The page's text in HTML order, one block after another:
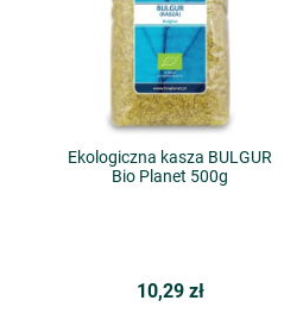
Ekologiczna kasza BULGUR
Bio Planet 500g
10,29 zł